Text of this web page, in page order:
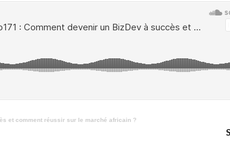
et comment réussir sur le marché africain ?